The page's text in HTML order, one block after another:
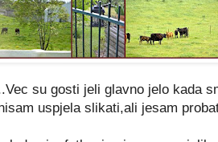
su gosti jeli glavno jelo kada
uspjela slikati,ali jesam